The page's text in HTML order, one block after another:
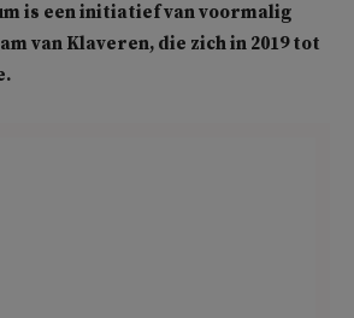
is een initiatief van voormalig
van Klaveren, die zich in 2019 tot